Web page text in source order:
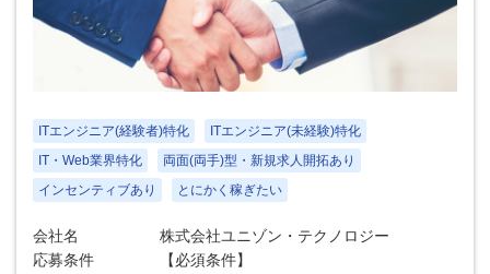
ITエンジニア(経験者)特化
ITエンジニア(未経験)特化
IT・Web業界特化
両面(両手)型・新規求人開拓あり
インセンティブあり
とにかく稼ぎたい
会社名
株式会社ユニゾン・テクノロジー
応募条件
【必須条件】